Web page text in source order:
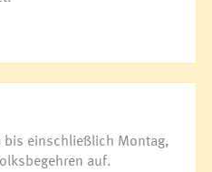
einschließlich Montag,
auf.